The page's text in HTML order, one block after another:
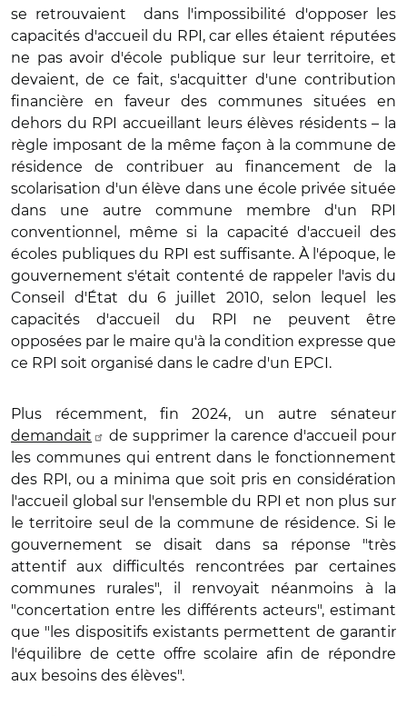
se retrouvaient
dans l'impossibilité d'opposer les
capacités d'accueil du RPI, car elles étaient réputées
ne pas avoir d'école publique sur leur territoire, et
devaient, de ce fait, s'acquitter d'une contribution
financière en faveur des communes situées en
dehors du RPI accueillant leurs élèves résidents – la
règle imposant de la même façon à la commune de
résidence de contribuer au financement de la
scolarisation d'un élève dans une école privée située
dans une autre commune membre d'un RPI
conventionnel, même si la capacité d'accueil des
écoles publiques du RPI est suffisante. À l'époque, le
gouvernement s'était contenté de rappeler l'avis du
Conseil d'État du 6 juillet 2010, selon lequel les
capacités d'accueil du RPI ne peuvent être
opposées par le maire qu'à la condition expresse que
ce RPI soit organisé dans le cadre d'un EPCI.
Plus récemment, fin 2024, un autre sénateur
demandait
de supprimer la carence d'accueil pour
les communes qui entrent dans le fonctionnement
des RPI, ou a minima que soit pris en considération
l'accueil global sur l'ensemble du RPI et non plus sur
le territoire seul de la commune de résidence. Si le
gouvernement se disait dans sa réponse "très
attentif aux difficultés rencontrées par certaines
communes rurales", il renvoyait néanmoins à la
"concertation entre les différents acteurs", estimant
que "les dispositifs existants permettent de garantir
l'équilibre de cette offre scolaire afin de répondre
aux besoins des élèves".